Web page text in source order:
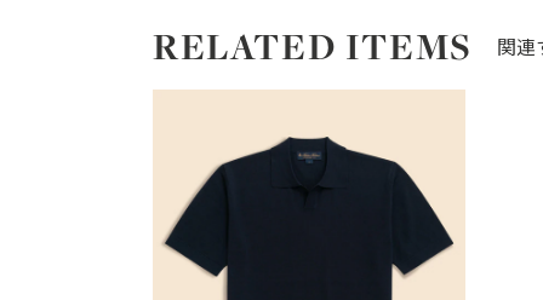
RELATED ITEMS 関連